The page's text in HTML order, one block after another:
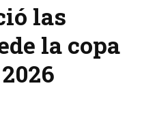
las
la copa